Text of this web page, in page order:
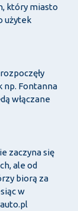
który miasto
użytek
np. Fontanna
włączane
zaczyna się
ale od
biorą za
w